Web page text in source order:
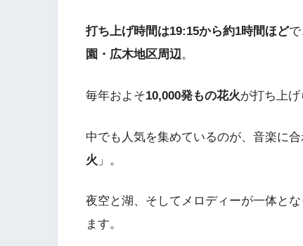
打ち上げ時間は19:15から約1時間ほど
園・広木地区周辺。
毎年およそ10,000発もの花火が打ち上
中でも人気を集めているのが、音楽に
火 」。
夜空と湖、そしてメロディーが一体と
ます。